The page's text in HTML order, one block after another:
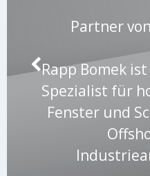
Partner
Rapp Bomek
Spezialist für
Fenster und